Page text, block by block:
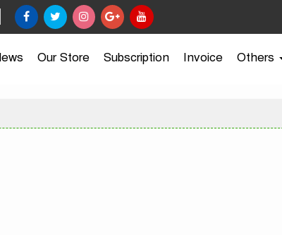
Our Store Subscription Invoice Others